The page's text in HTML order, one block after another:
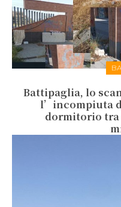
Battipaglia, lo
l’incompiuta
dormitorio